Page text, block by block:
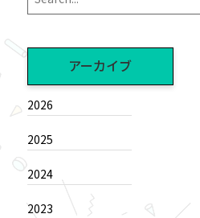
アーカイブ
2026
2025
2024
2023